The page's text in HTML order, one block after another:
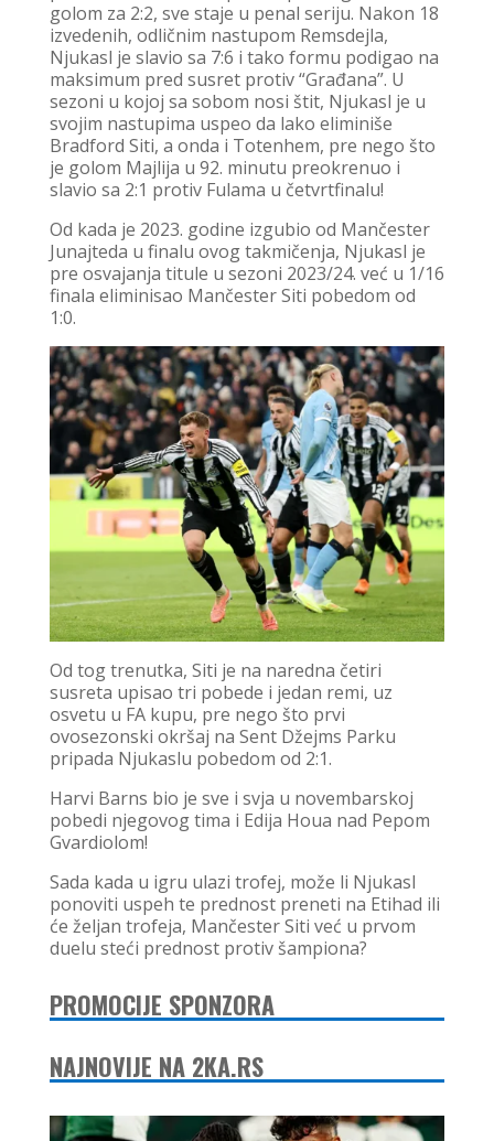
golom za 2:2, sve staje u penal seriju. Nakon 18
izvedenih, odličnim nastupom Remsdejla,
Njukasl je slavio sa 7:6 i tako formu podigao na
maksimum pred susret protiv “Građana”. U
sezoni u kojoj sa sobom nosi štit, Njukasl je u
svojim nastupima uspeo da lako eliminiše
Bradford Siti, a onda i Totenhem, pre nego što
je golom Majlija u 92. minutu preokrenuo i
slavio sa 2:1 protiv Fulama u četvrtfinalu!
Od kada je 2023. godine izgubio od Mančester
Junajteda u finalu ovog takmičenja, Njukasl je
pre osvajanja titule u sezoni 2023/24. već u 1/16
finala eliminisao Mančester Siti pobedom od
1:0.
Od tog trenutka, Siti je na naredna četiri
susreta upisao tri pobede i jedan remi, uz
osvetu u FA kupu, pre nego što prvi
ovosezonski okršaj na Sent Džejms Parku
pripada Njukaslu pobedom od 2:1.
Harvi Barns bio je sve i svja u novembarskoj
pobedi njegovog tima i Edija Houa nad Pepom
Gvardiolom!
Sada kada u igru ulazi trofej, može li Njukasl
ponoviti uspeh te prednost preneti na Etihad ili
će željan trofeja, Mančester Siti već u prvom
duelu steći prednost protiv šampiona?
PROMOCIJE SPONZORA
NAJNOVIJE NA 2KA.RS